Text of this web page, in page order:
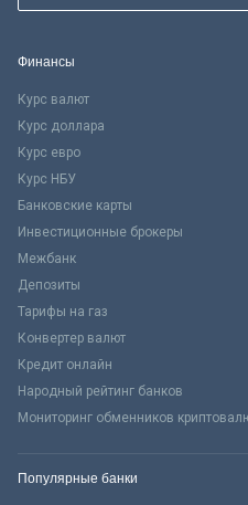
Финансы
Курс валют
Курс доллара
Курс евро
Курс НБУ
Банковские карты
Инвестиционные брокеры
Межбанк
Депозиты
Тарифы на газ
Конвертер валют
Кредит онлайн
Народный рейтинг банков
Мониторинг обменников
Популярные банки